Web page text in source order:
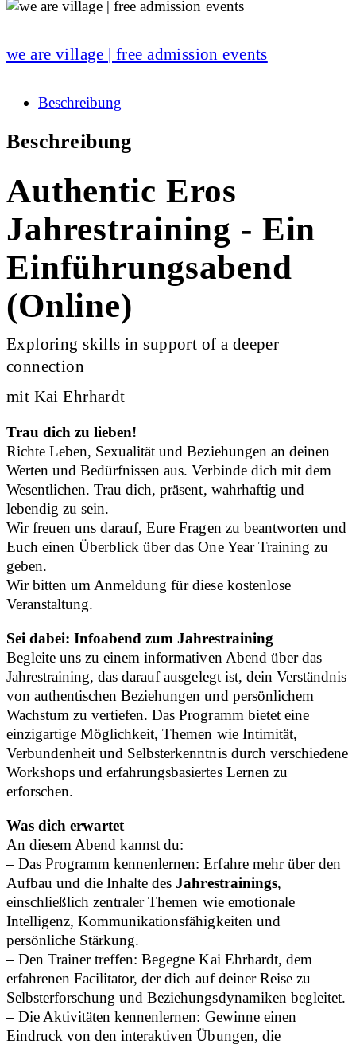
we are village | free admission events
Beschreibung
Beschreibung
Authentic Eros
Jahrestraining - Ein
Einführungsabend
(Online)
Exploring skills in support of a deeper
connection
mit Kai Ehrhardt
Trau dich zu lieben!
Richte Leben, Sexualität und Beziehungen an deinen
Werten und Bedürfnissen aus. Verbinde dich mit dem
Wesentlichen. Trau dich, präsent, wahrhaftig und
lebendig zu sein.
Wir freuen uns darauf, Eure Fragen zu beantworten und
Euch einen Überblick über das One Year Training zu
geben.
Wir bitten um Anmeldung für diese kostenlose
Veranstaltung.
Sei dabei: Infoabend zum Jahrestraining
Begleite uns zu einem informativen Abend über das
Jahrestraining, das darauf ausgelegt ist, dein Verständnis
von authentischen Beziehungen und persönlichem
Wachstum zu vertiefen. Das Programm bietet eine
einzigartige Möglichkeit, Themen wie Intimität,
Verbundenheit und Selbsterkenntnis durch verschiedene
Workshops und erfahrungsbasiertes Lernen zu
erforschen.
Was dich erwartet
An diesem Abend kannst du:
– Das Programm kennenlernen: Erfahre mehr über den
Aufbau und die Inhalte desJahrestrainings,
einschließlich zentraler Themen wie emotionale
Intelligenz, Kommunikationsfähigkeiten und
persönliche Stärkung.
– Den Trainer treffen: Begegne Kai Ehrhardt, dem
erfahrenen Facilitator, der dich auf deiner Reise zu
Selbsterforschung und Beziehungsdynamiken begleitet.
– Die Aktivitäten kennenlernen: Gewinne einen
Eindruck von den interaktiven Übungen, die